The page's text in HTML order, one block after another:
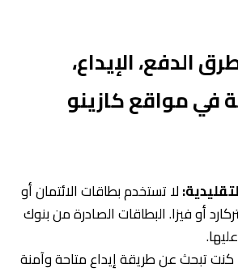
الدفع، الإيداع،
في مواقع كازينو
:لا تستخدم بطاقات الائتمان أو
أو فيزا. البطاقات الصادرة من بنوك
كنت تبحث عن طريقة إيداع متاحة وآمنة